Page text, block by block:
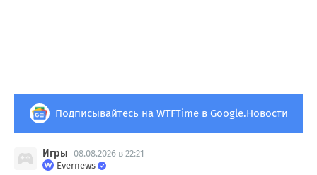
Подписывайтесь на WTFTime в Google.Новости
Игры 08.08.2026 в 22:21
Evernews